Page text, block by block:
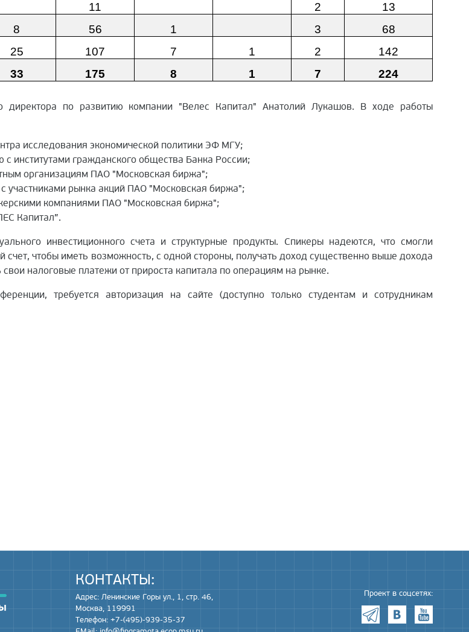
11 2
13
8 56 1 3
68
25 107 7 1 2
142
33 175 8 1 7 224
директора по развитию компании "Велес Капитал" Анатолий Лукашов. В ходе работы
исследования экономической политики ЭФ МГУ;
институтами гражданского общества Банка России;
организациям ПАО "Московская биржа";
участниками рынка акций ПАО "Московская биржа";
компаниями ПАО "Московская биржа";
Капитал”.
инвестиционного счета и структурные продукты. Спикеры надеются, что смогли
чтобы иметь возможность, с одной стороны, получать доход существенно выше дохода
налоговые платежи от прироста капитала по операциям на рынке.
требуется авторизация на сайте (доступно только студентам и сотрудникам
КОНТАКТЫ:
Адрес: Ленинские Горы ул., 1, стр. 46,
Москва, 119991
Телефон: +7-(495)-939-35-37
Проект в соцсетях: